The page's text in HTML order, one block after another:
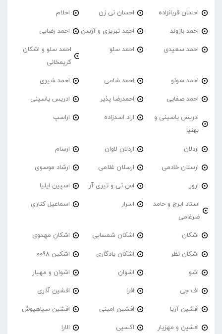
احسان قربانزاده احسان نی زن احلام
احمد بازوند احمد تبریزی و آرسن احمد‌ رضایی
احمد سعیدی احمد سلو
احمد سلو و اشکان
کریمخانی
احمد سولو احمد شامی احمد شیری
احمد صفایی احمدرضا پذیر ادریس یاسینی
ادریس یاسینی و
بهنیا
اراد اسدزاده اراسپ
اردلان اردلان لاوان ارسام
ارسلان خادمی ارسلان غلامی ارشاد موسوی
ارور اس تی و تیری آر اسپین ایلیا
استاد ایرج و حامد
ضرغامی
اسرار اسماعیل کناری
اشکان اشکان شمسایی اشکان مهدوی
اشکان نظر اشکان یادگاری اشکین 0098
اشو اشوان اشوان و مهیار
اف جی افرا افشین آذری
افشین آریا افشین امینی افشین سیاهپوش
افشین و مهزیار اکسپی الارا